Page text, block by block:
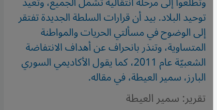
توحيد البلاد. بيد أن قرارات السلطة الجديدة تفتقر
إلى الوضوح في مسألتي الحريات والمواطنة
المتساوية، وتنذر بانحراف عن أهداف الانتفاضة
الشعبيّة عام 2011، كما يقول الأكاديمي السوري
البارز، سمير العيطة، في مقاله.
تقرير: سمير العيطة